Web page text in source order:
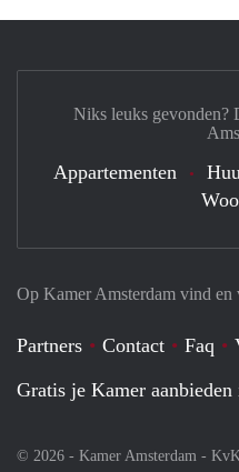
Op Kamer Amsterdam vind
Partners Contact Faq
Gratis je Kamer
© 2026 - Kamer Amsterdam -
Niks leuks gevonden?
Appartementen